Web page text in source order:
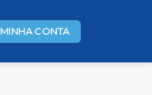
MINHA CONTA